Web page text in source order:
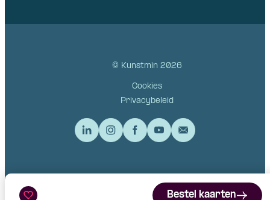
Bestel kaarten
© Kunstmin 2026
Cookies
Privacybeleid